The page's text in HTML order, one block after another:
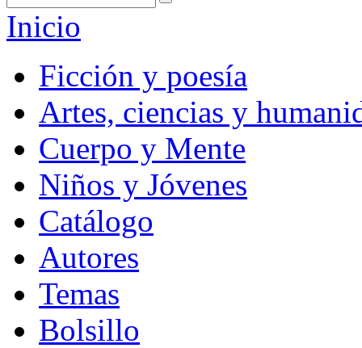
Inicio
Ficción y poesía
Artes, ciencias y
Cuerpo y Mente
Niños y Jóvenes
Catálogo
Autores
Temas
Bolsillo